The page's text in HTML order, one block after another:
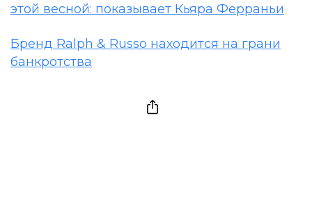
этой весной: показывает Кьяра Ферраньи
Бренд Ralph & Russo находится на грани
банкротства